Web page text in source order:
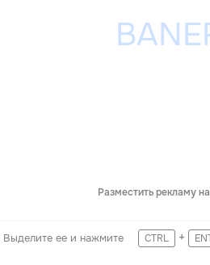
Разместить рекламу
Выделите ее и нажмите CTRL +